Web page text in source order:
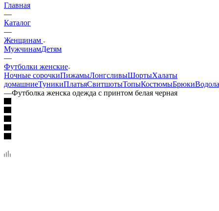
Главная
—
Каталог
—
Женщинам
МужчинамДетям
—
Футболки женские
Ночные сорочкиПижамыЛонгсливыШортыХалаты
домашниеТуникиПлатьяСвитшотыТопыКостюмыБрюки
—Футболка женска одежда с принтом белая черная